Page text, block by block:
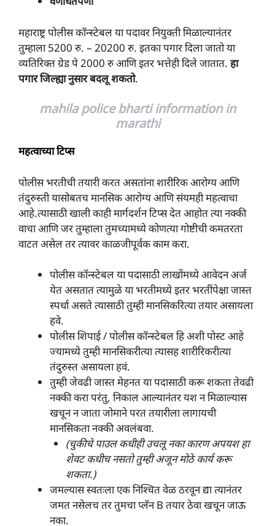
महाराष्ट्र पोलीस कॉन्स्टेबल या पदावर नियुक्ती मिळाल्यानंतर
तुम्हाला 5200 रु. – 20200 रु. इतका पगार दिला जातो या
व्यतिरिक्त ग्रेड पे 2000 रु आणि इतर भत्तेही दिले जातात. हा
पगार जिल्ह्या नुसार बदलू शकतो.
mahila police bharti information in
marathi
महत्वाच्या टिप्स
पोलीस भरतीची तयारी करत असतांना शारीरिक आरोग्य आणि
तंदुरुस्ती यासोबतच मानसिक आरोग्य आणि संयमही महत्वाचा
आहे.त्यासाठी खाली काही मार्गदर्शन टिप्स देत आहोत त्या नक्की
वाचा आणि जर तुम्हाला तुमच्यामध्ये कोणत्या गोष्टीची कमतरता
वाटत असेल तर त्यावर काळजीपूर्वक काम करा.
पोलीस कॉन्स्टेबल या पदासाठी लाखोंमध्ये आवेदन अर्ज
येत असतात त्यामुळे या भरतीमध्ये इतर भरतींपेक्षा जास्त
स्पर्धा असते त्यासाठी तुम्ही मानसिकरित्या तयार असायला
हवे.
पोलीस शिपाई / पोलीस कॉन्स्टेबल हि अशी पोस्ट आहे
ज्यामध्ये तुम्ही मानसिकरीत्या त्यासह शारीरिकरीत्या
तंदुरुस्त असायला हवं.
तुम्ही जेवढी जास्त मेहनत या पदासाठी करू शकता तेवढी
नक्की करा परंतु, निकाल आल्यानंतर यश न मिळाल्यास
खचून न जाता जोमाने परत तयारीला लागायची
मानसिकता नक्की अवलंबवा.
(चुकीचे पाउल कधीही उचलू नका कारण अपयश हा
शेवट कधीच नसतो तुम्ही अजून मोठे कार्य करू
शकता.)
जमल्यास स्वतःला एक निश्चित वेळ ठरवून द्या त्यानंतर
जमत नसेलच तर तुमचा प्लॅन B तयार ठेवा खचून जाऊ
नका.